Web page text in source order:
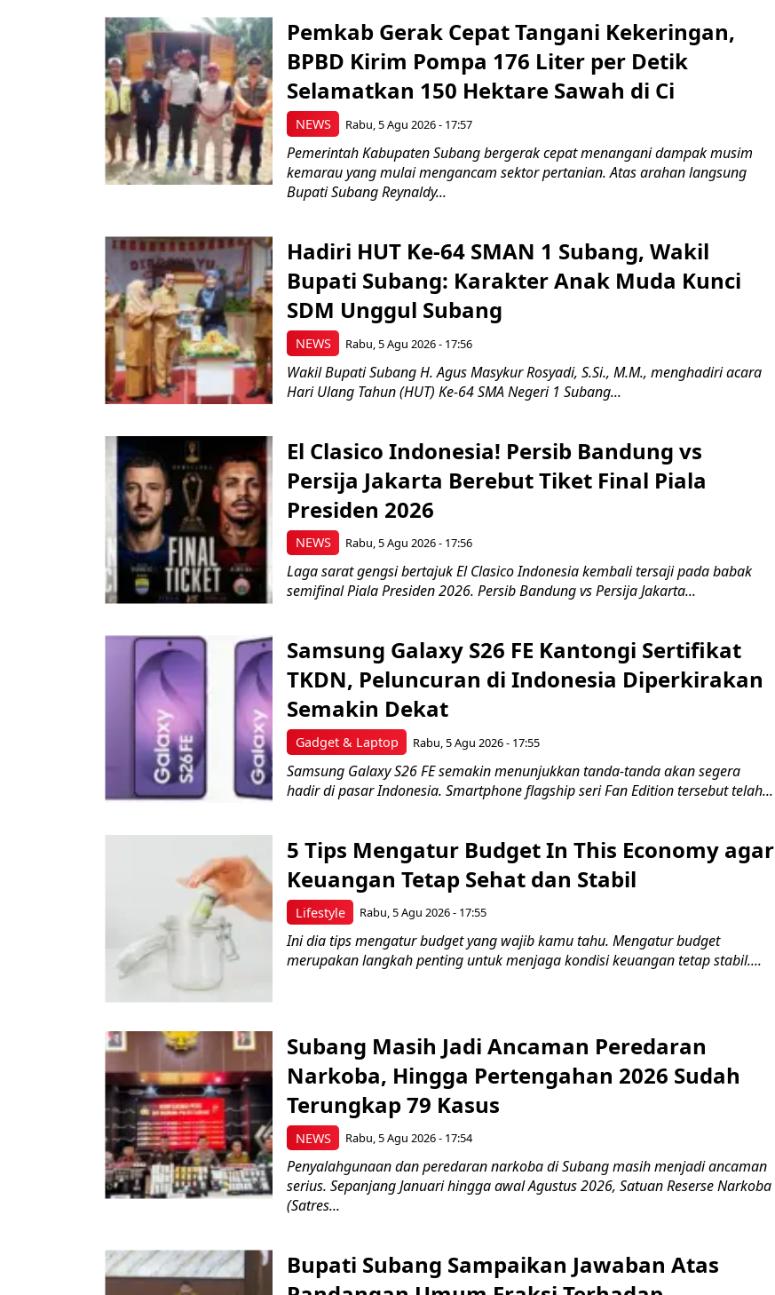
NEWS
Pemkab Gerak Cepat Tangani Kekeringan,
BPBD Kirim Pompa 176 Liter per Detik
Selamatkan 150 Hektare Sawah di Ci
Rabu, 5 Agu 2026 - 17:57
Pemerintah Kabupaten Subang bergerak cepat menangani dampak musim
kemarau yang mulai mengancam sektor pertanian. Atas arahan langsung
Bupati Subang Reynaldy...
NEWS
Hadiri HUT Ke-64 SMAN 1 Subang, Wakil
Bupati Subang: Karakter Anak Muda Kunci
SDM Unggul Subang
Rabu, 5 Agu 2026 - 17:56
Wakil Bupati Subang H. Agus Masykur Rosyadi, S.Si., M.M., menghadiri acara
Hari Ulang Tahun (HUT) Ke-64 SMA Negeri 1 Subang...
NEWS
El Clasico Indonesia! Persib Bandung vs
Persija Jakarta Berebut Tiket Final Piala
Presiden 2026
Rabu, 5 Agu 2026 - 17:56
Laga sarat gengsi bertajuk El Clasico Indonesia kembali tersaji pada babak
semifinal Piala Presiden 2026. Persib Bandung vs Persija Jakarta...
Gadget & Laptop
Samsung Galaxy S26 FE Kantongi Sertifikat
TKDN, Peluncuran di Indonesia Diperkirakan
Semakin Dekat
Rabu, 5 Agu 2026 - 17:55
Samsung Galaxy S26 FE semakin menunjukkan tanda-tanda akan segera
hadir di pasar Indonesia. Smartphone flagship seri Fan Edition tersebut telah...
Lifestyle
5 Tips Mengatur Budget In This Economy agar
Keuangan Tetap Sehat dan Stabil
Rabu, 5 Agu 2026 - 17:55
Ini dia tips mengatur budget yang wajib kamu tahu. Mengatur budget
merupakan langkah penting untuk menjaga kondisi keuangan tetap stabil....
NEWS
Subang Masih Jadi Ancaman Peredaran
Narkoba, Hingga Pertengahan 2026 Sudah
Terungkap 79 Kasus
Rabu, 5 Agu 2026 - 17:54
Penyalahgunaan dan peredaran narkoba di Subang masih menjadi ancaman
serius. Sepanjang Januari hingga awal Agustus 2026, Satuan Reserse Narkoba
(Satres...
Bupati Subang Sampaikan Jawaban Atas